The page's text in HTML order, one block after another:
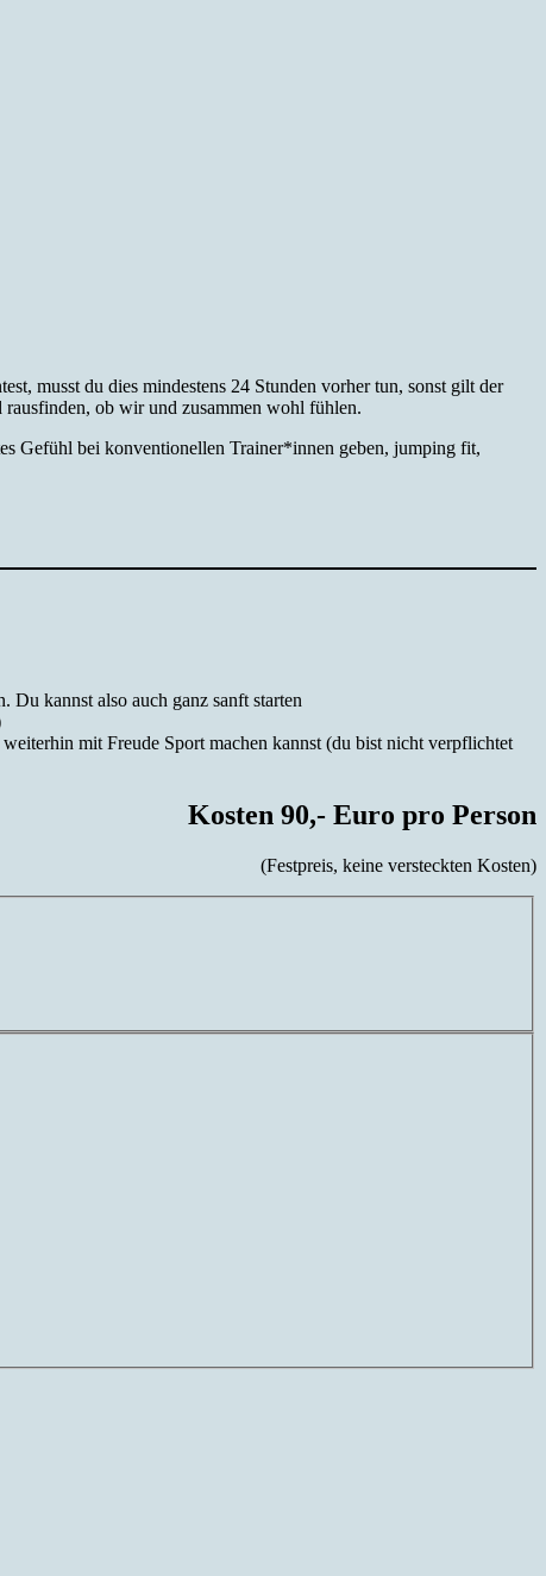
musst du dies mindestens 24 Stunden vorher tun, sonst gilt der
ob wir und zusammen wohl fühlen.
Gefühl bei konventionellen Trainer*innen geben, jumping fit,
kannst also auch ganz sanft starten
mit Freude Sport machen kannst (du bist nicht verpflichtet
Kosten 90,- Euro pro Person
(Festpreis, keine versteckten Kosten)